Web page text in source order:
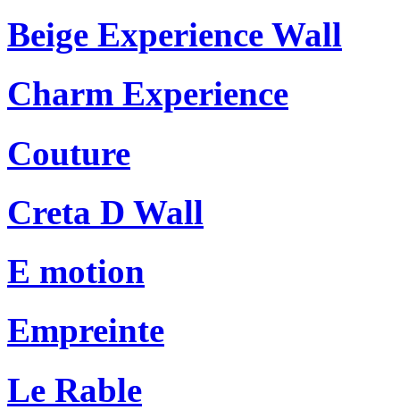
Beige Experience Wall
Charm Experience
Couture
Creta D Wall
E motion
Empreinte
Le Rable